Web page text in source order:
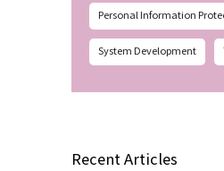
Personal Information
System Development
Recent Articles